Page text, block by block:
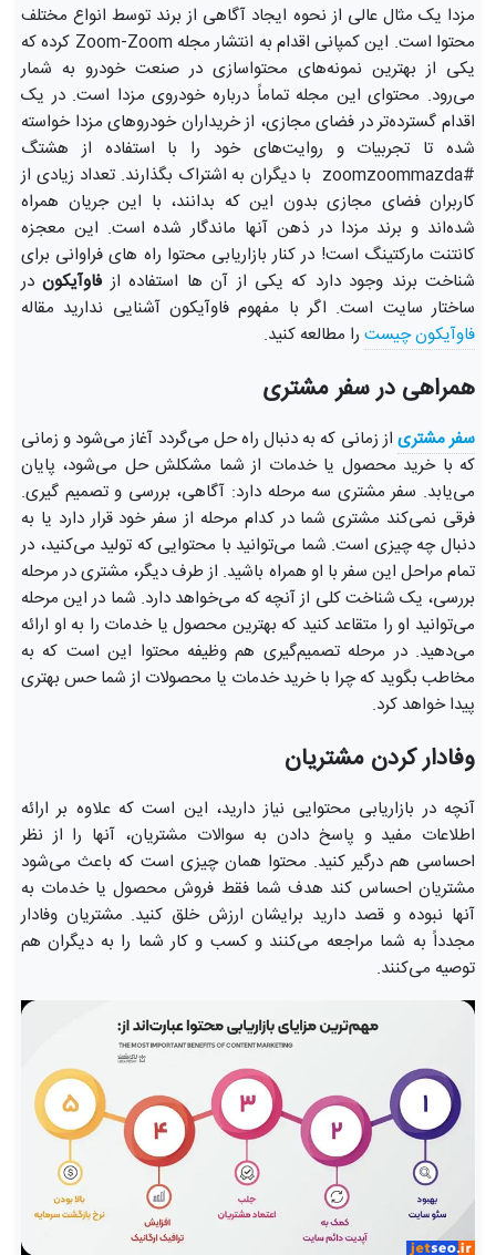
مزدا یک مثال عالی از نحوه ایجاد آگاهی از برند توسط انواع مختلف
محتوا است. این کمپانی اقدام به انتشار مجله Zoom-Zoom کرده که
یکی از بهترین نمونه‌های محتواسازی در صنعت خودرو به شمار
می‌رود. محتوای این مجله تماماً درباره خودروی مزدا است. در یک
اقدام گسترده‌تر در فضای مجازی، از خریداران خودروهای مزدا خواسته
شده تا تجربیات و روایت‌های خود را با استفاده از هشتگ
#zoomzoommazda با دیگران به اشتراک بگذارند. تعداد زیادی از
کاربران فضای مجازی بدون این که بدانند، با این جریان همراه
شده‌اند و برند مزدا در ذهن آنها ماندگار شده است. این معجزه
کانتنت مارکتینگ است! در کنار بازاریابی محتوا راه های فراوانی برای
شناخت برند وجود دارد که یکی از آن ها استفاده ازفاوآیکوندر
ساختار سایت است. اگر با مفهوم فاوآیکون آشنایی ندارید مقاله
فاوآیکون چیست را مطالعه کنید.
همراهی در سفر مشتری
سفر مشتری از زمانی که به دنبال راه حل می‌گردد آغاز می‌شود و زمانی
که با خرید محصول یا خدمات از شما مشکلش حل می‌شود، پایان
می‌یابد. سفر مشتری سه مرحله دارد: آگاهی، بررسی و تصمیم گیری.
فرقی نمی‌کند مشتری شما در کدام مرحله از سفر خود قرار دارد یا به
دنبال چه چیزی است. شما می‌توانید با محتوایی که تولید می‌کنید، در
تمام مراحل این سفر با او همراه باشید. از طرف دیگر، مشتری در مرحله
بررسی، یک شناخت کلی از آنچه که می‌خواهد دارد. شما در این مرحله
می‌توانید او را متقاعد کنید که بهترین محصول یا خدمات را به او ارائه
می‌دهید. در مرحله تصمیم‌گیری هم وظیفه محتوا این است که به
مخاطب بگوید که چرا با خرید خدمات یا محصولات از شما حس بهتری
پیدا خواهد کرد.
وفادار کردن مشتریان
آنچه در بازاریابی محتوایی نیاز دارید، این است که علاوه بر ارائه
اطلاعات مفید و پاسخ دادن به سوالات مشتریان، آنها را از نظر
احساسی هم درگیر کنید. محتوا همان چیزی است که باعث می‌شود
مشتریان احساس کند هدف شما فقط فروش محصول یا خدمات به
آنها نبوده و قصد دارید برایشان ارزش خلق کنید. مشتریان وفادار
مجدداً به شما مراجعه می‌کنند و کسب و کار شما را به دیگران هم
توصیه می‌کنند.